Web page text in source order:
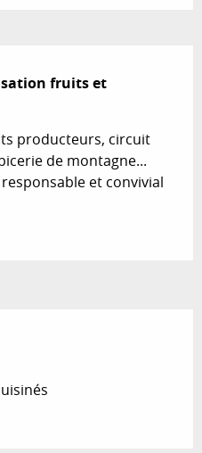
fruits et
producteurs, circuit
de montagne...
et convivial